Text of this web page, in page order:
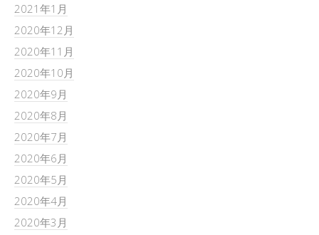
2021年1月
2020年12月
2020年11月
2020年10月
2020年9月
2020年8月
2020年7月
2020年6月
2020年5月
2020年4月
2020年3月